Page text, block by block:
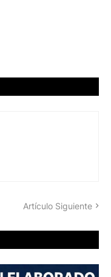
Artículo Siguiente